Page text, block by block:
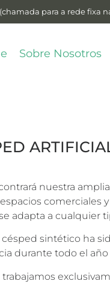
(chamada para a rede fixa
Sobre Nosotros
nuestra
comerciales
adapta a cualquier
sintético ha
durante todo el